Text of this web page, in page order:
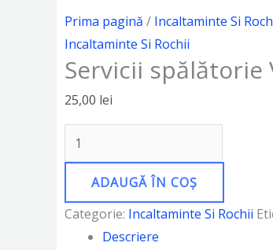
Prima pagină / Incaltaminte Si
Incaltaminte Si Rochii
Servicii spălătorie
25,00 lei
spălătorie
Voal
scurt
ADAUGĂ ÎN COȘ
Categorie: Incaltaminte Si Rochii
Descriere